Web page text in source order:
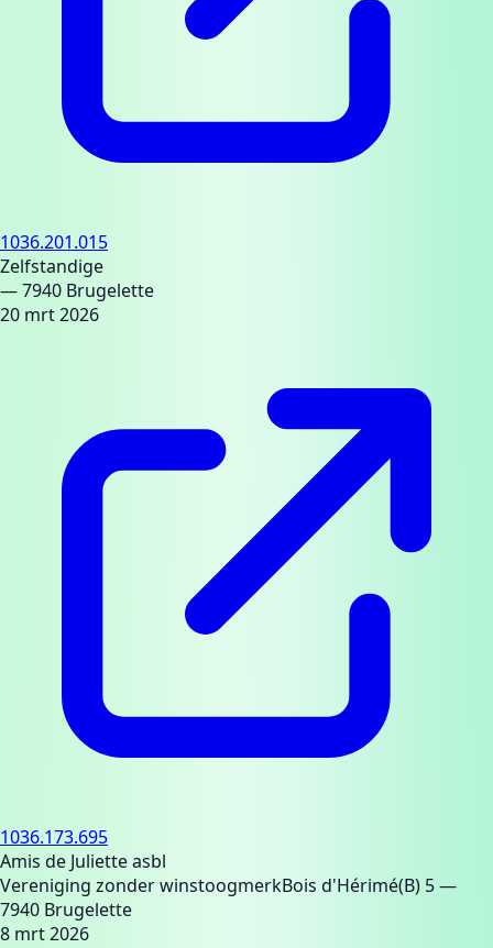
1036.201.015
Zelfstandige
— 7940 Brugelette
20 mrt 2026
1036.173.695
Amis de Juliette asbl
Vereniging zonder winstoogmerkBois d'Hérimé(B) 5—
7940 Brugelette
8 mrt 2026